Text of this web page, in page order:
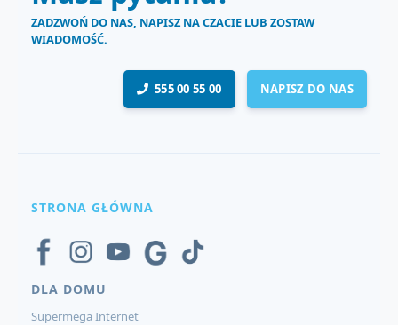
ZADZWOŃ DO NAS, NAPISZ NA CZACIE LUB ZOSTAW
WIADOMOŚĆ.
555 00 55 00 NAPISZ DO NAS
STRONA GŁÓWNA
DLA DOMU
Supermega Internet